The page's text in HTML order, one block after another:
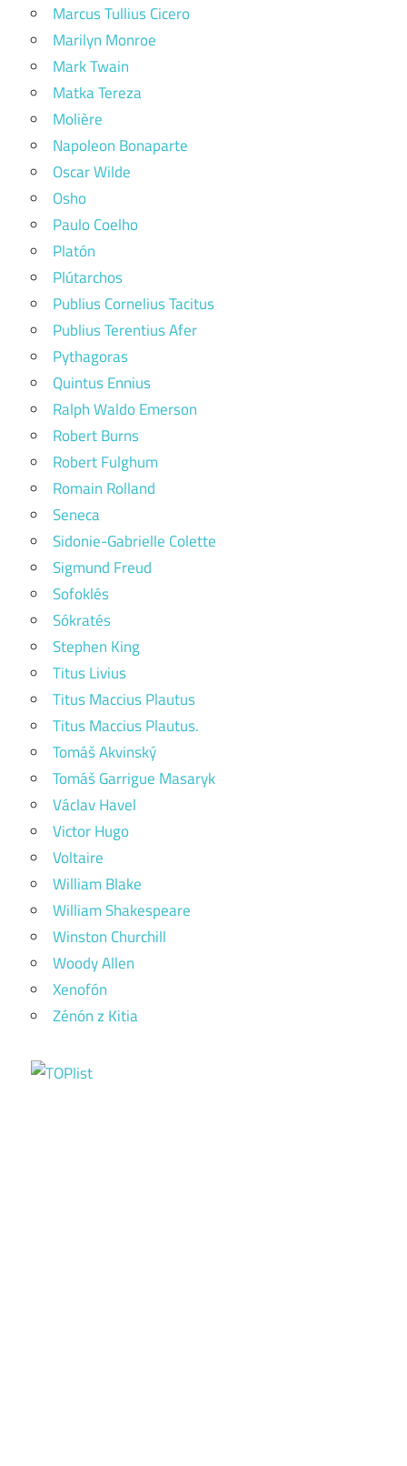
Marcus Tullius Cicero
Marilyn Monroe
Mark Twain
Matka Tereza
Molière
Napoleon Bonaparte
Oscar Wilde
Osho
Paulo Coelho
Platón
Plútarchos
Publius Cornelius Tacitus
Publius Terentius Afer
Pythagoras
Quintus Ennius
Ralph Waldo Emerson
Robert Burns
Robert Fulghum
Romain Rolland
Seneca
Sidonie-Gabrielle Colette
Sigmund Freud
Sofoklés
Sókratés
Stephen King
Titus Livius
Titus Maccius Plautus
Titus Maccius Plautus.
Tomáš Akvinský
Tomáš Garrigue Masaryk
Václav Havel
Victor Hugo
Voltaire
William Blake
William Shakespeare
Winston Churchill
Woody Allen
Xenofón
Zénón z Kitia